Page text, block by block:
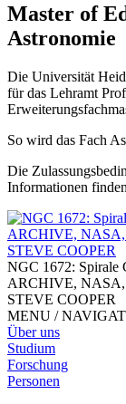
Master of
Astronomie
Die Universität
für das Lehramt
So wird das Fach
Die
Informationen
NGC 1672:
ARCHIVE,
STEVE COOPER
MENU /
Über uns
Studium
Forschung
Personen